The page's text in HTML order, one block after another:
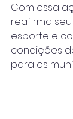
Com essa
reafirma
esporte e
condições
para os